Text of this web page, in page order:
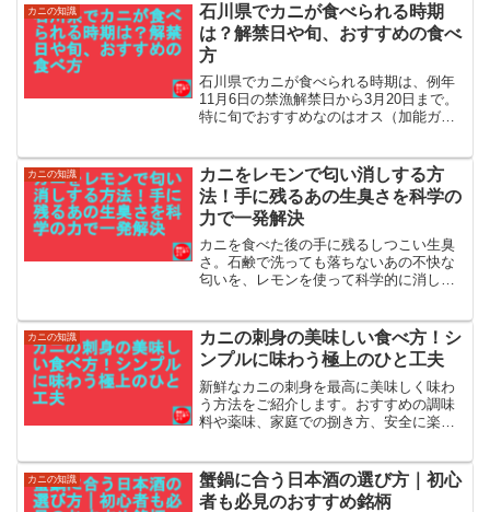
カニの知識
石川県でカニが食べられる時期
は？解禁日や旬、おすすめの食べ
方
石川県でカニが食べられる時期は、例年
11月6日の禁漁解禁日から3月20日まで。
特に旬でおすすめなのはオス（加能ガ
カニが食べられる時期や美味しい食べ
方、安く食べられる時期を紹介します。
カニの知識
カニをレモンで匂い消しする方
法！手に残るあの生臭さを科学の
力で一発解決
カニを食べた後の手に残るしつこい生臭
さ。石鹸で洗っても落ちないあの不快な
匂いを、レモンを使って科学的に消し去
レモンがない時の代用案まで、一人の父
親の実体験を交えて紹介。
カニの知識
カニの刺身の美味しい食べ方！シ
ンプルに味わう極上のひと工夫
新鮮なカニの刺身を最高に美味しく味わ
う方法をご紹介します。おすすめの調味
料や薬味、家庭での捌き方、安全に楽し
日本酒との相性もご紹介。プロのように
カニ刺しを堪能したい方は必見です！
カニの知識
蟹鍋に合う日本酒の選び方｜初心
者も必見のおすすめ銘柄